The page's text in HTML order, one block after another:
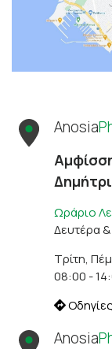
Anosia
Ωράριο
Δευτέρα
Τρίτη,
08:00 -
Anosia